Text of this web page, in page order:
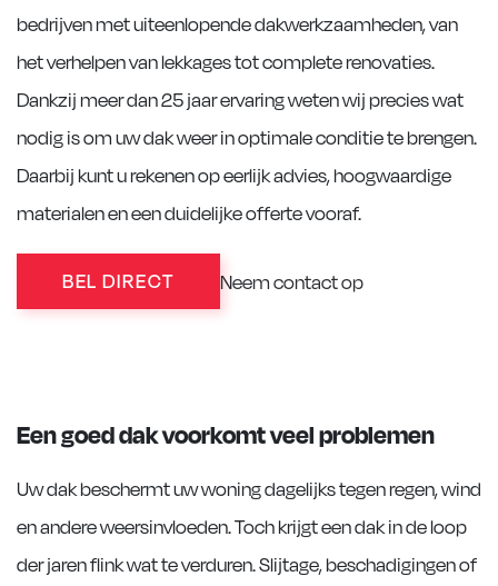
bedrijven met uiteenlopende dakwerkzaamheden, van
het verhelpen van lekkages tot complete renovaties.
Dankzij meer dan 25 jaar ervaring weten wij precies wat
nodig is om uw dak weer in optimale conditie te brengen.
Daarbij kunt u rekenen op eerlijk advies, hoogwaardige
materialen en een duidelijke offerte vooraf.
BEL DIRECT Neem contact op
Een goed dak voorkomt veel problemen
Uw dak beschermt uw woning dagelijks tegen regen, wind
en andere weersinvloeden. Toch krijgt een dak in de loop
der jaren flink wat te verduren. Slijtage, beschadigingen of